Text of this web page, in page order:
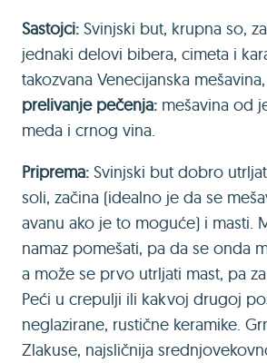
Sastojci: Svinjski but, krupna so,
jednaki delovi bibera, cimeta i
takozvana Venecijanska
prelivanje pečenja: mešavina od
meda i crnog vina.
Priprema: Svinjski but dobro
soli, začina (idealno je da se
avanu ako je to moguće) i masti.
namaz pomešati, pa da se onda
a može se prvo utrljati mast, pa
Peći u crepulji ili kakvoj drugoj
neglazirane, rustične keramike.
Zlakuse, najsličnija